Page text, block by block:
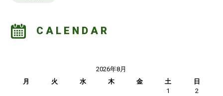
CALENDAR
2026年8月
月
火 水 木 金 土 日
1
2